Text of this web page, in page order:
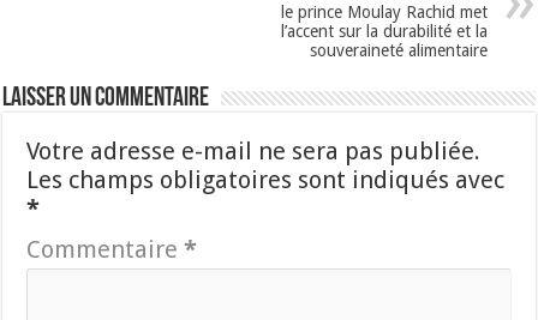
le prince Moulay Rachid met
l’accent sur la durabilité et la
souveraineté alimentaire
Laisser un commentaire
Votre adresse e-mail ne sera pas publiée.
Les champs obligatoires sont indiqués avec
*
Commentaire*